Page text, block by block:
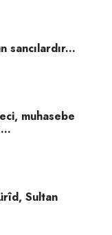
sancılardır...
muhasebe
Sultan